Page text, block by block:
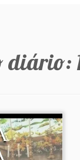
diário: